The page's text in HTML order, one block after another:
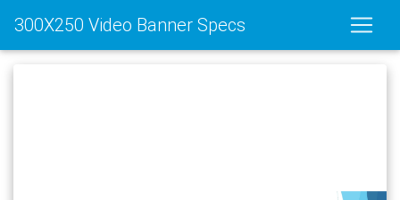
300X250 Video Banner Specs